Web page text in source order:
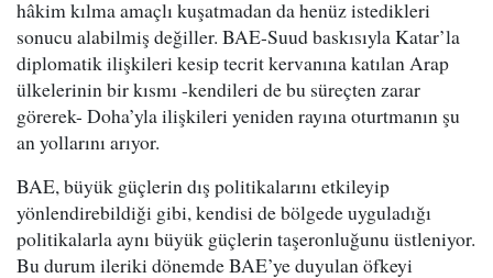
hâkim kılma amaçlı kuşatmadan da henüz istedikleri
sonucu alabilmiş değiller. BAE-Suud baskısıyla Katar’la
diplomatik ilişkileri kesip tecrit kervanına katılan Arap
ülkelerinin bir kısmı -kendileri de bu süreçten zarar
görerek- Doha’yla ilişkileri yeniden rayına oturtmanın şu
an yollarını arıyor.
BAE, büyük güçlerin dış politikalarını etkileyip
yönlendirebildiği gibi, kendisi de bölgede uyguladığı
politikalarla aynı büyük güçlerin taşeronluğunu üstleniyor.
Bu durum ileriki dönemde BAE’ye duyulan öfkeyi